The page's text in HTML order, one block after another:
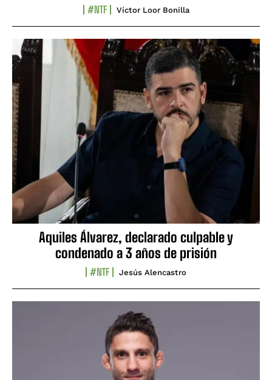
#NTF Víctor Loor Bonilla
Aquiles Álvarez, declarado culpable y
condenado a 3 años de prisión
#NTF Jesús Alencastro